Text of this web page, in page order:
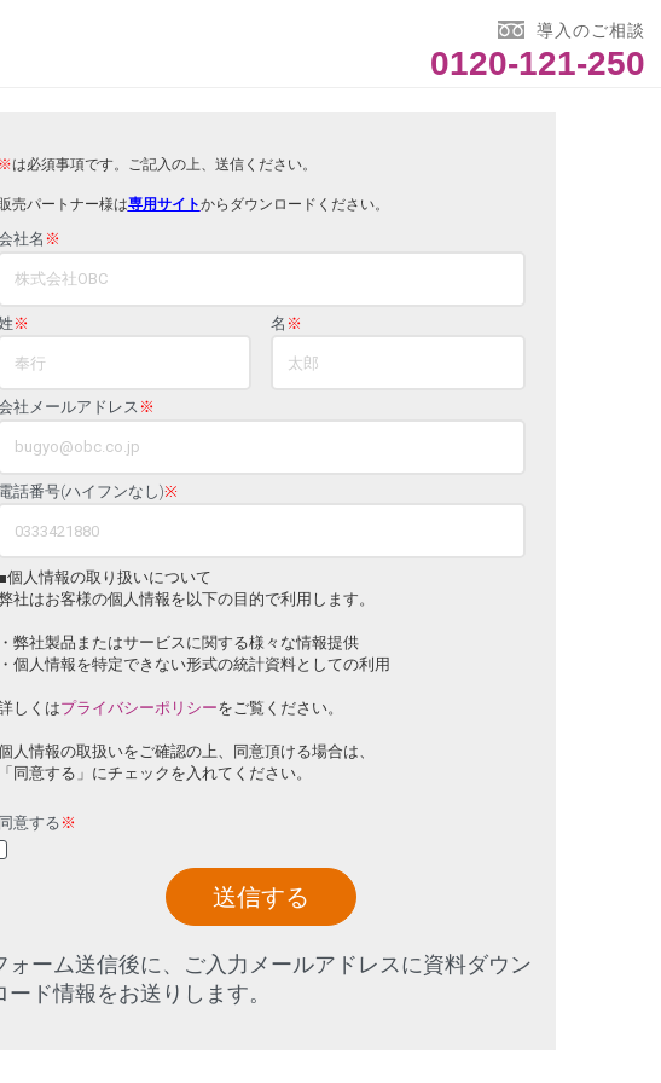
導入のご相談
0120-121-250
※は必須事項です。ご記入の上、送信ください。
売パートナー様は専用サイトからダウンロードください。
社名 ※
※ 名 ※
社メールアドレス※
電話番号(ハイフンなし)※
■個人情報の取り扱いについて
社はお客様の個人情報を以下の目的で利用します。
・弊社製品またはサービスに関する様々な情報提供
・個人情報を特定できない形式の統計資料としての利用
しくはプライバシーポリシーをご覧ください。
人情報の取扱いをご確認の上、同意頂ける場合は、
「同意する」にチェックを入れてください。
同意する ※
送信する
ォーム送信後に、ご入力メールアドレスに資料ダウン
ード情報をお送りします。